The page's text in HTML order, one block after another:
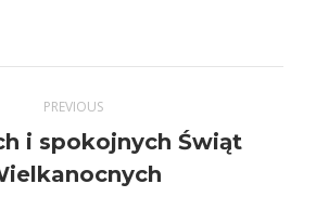
PREVIOUS
Previous
post:
i spokojnych Świąt